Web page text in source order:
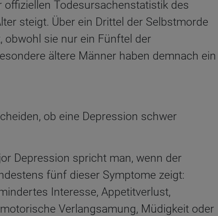
Todesursachenstatistik des
steigt. Über ein Drittel der Selbstmorde
obwohl sie nur ein Fünftel der
ältere Männer haben demnach ein
ob eine Depression schwer
Depression spricht man, wenn der
fünf dieser Symptome zeigt:
Interesse, Appetitverlust,
Verlangsamung, Müdigkeit oder